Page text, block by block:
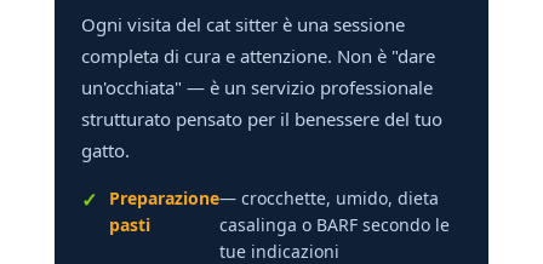
Ogni visita del cat sitter è una sessione
completa di cura e attenzione. Non è "dare
un'occhiata" — è un servizio professionale
strutturato pensato per il benessere del tuo
gatto.
Preparazione
pasti
— crocchette, umido, dieta
casalinga o BARF secondo le
tue indicazioni